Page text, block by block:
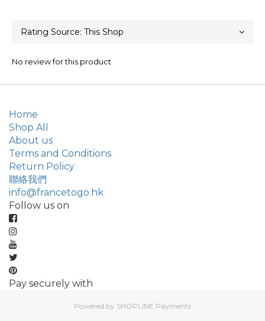
No review for this product
Home
Shop All
About us
Terms and Conditions
Return Policy
聯絡我們
info@francetogo.hk
Follow us on
Pay securely with
Powered by SHOPLINE Payments